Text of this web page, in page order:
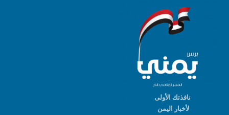
نافذتك الأولى
لأخبار اليمن